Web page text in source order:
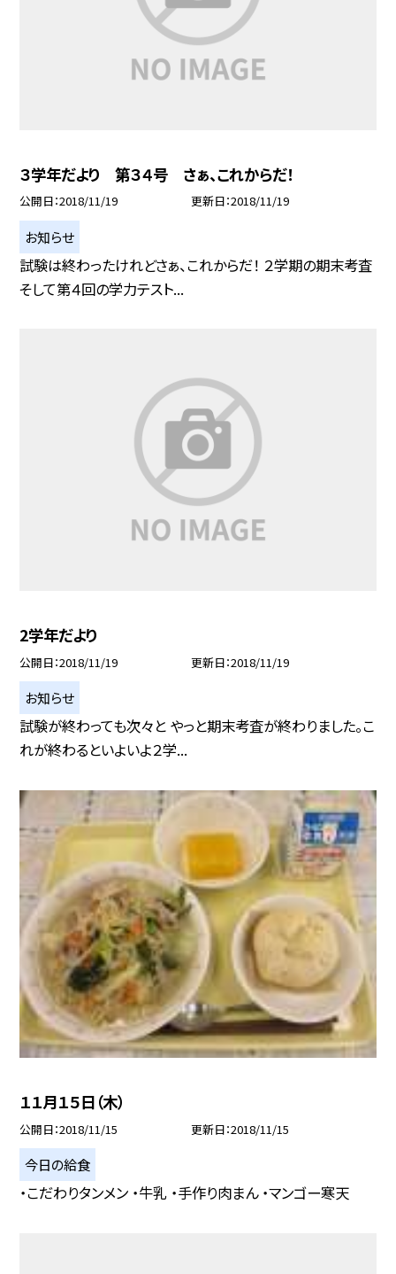
３学年だより 第３４号 さぁ、これからだ！
公開日 2018/11/19 更新日 2018/11/19
お知らせ
試験は終わったけれどさぁ、これからだ！ ２学期の期末考査
そして第４回の学力テスト...
2学年だより
公開日 2018/11/19 更新日 2018/11/19
お知らせ
試験が終わっても次々と やっと期末考査が終わりました。こ
れが終わるといよいよ２学...
１１月１５日（木）
公開日 2018/11/15 更新日 2018/11/15
今日の給食
・こだわりタンメン ・牛乳 ・手作り肉まん ・マンゴー寒天